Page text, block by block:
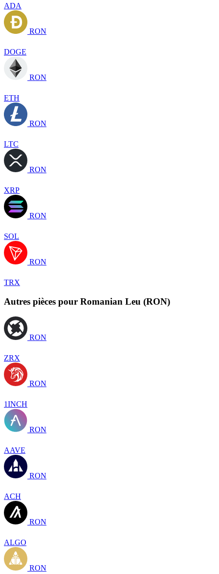
ADA
RON
DOGE
RON
ETH
RON
LTC
RON
XRP
RON
SOL
RON
TRX
Autres pièces pour Romanian Leu (RON)
RON
ZRX
RON
1INCH
RON
AAVE
RON
ACH
RON
ALGO
RON